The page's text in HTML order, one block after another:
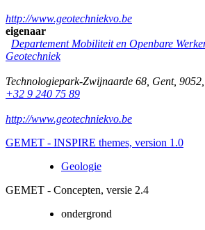
http://www.geotechniekvo.be
eigenaar
Departement Mobiliteit en Openbare
Geotechniek
Technologiepark-Zwijnaarde 68 Gent, 9052
+32 9 240 75 89
http://www.geotechniekvo.be
GEMET - INSPIRE themes, version 1.0
Geologie
GEMET - Concepten, versie 2.4
ondergrond